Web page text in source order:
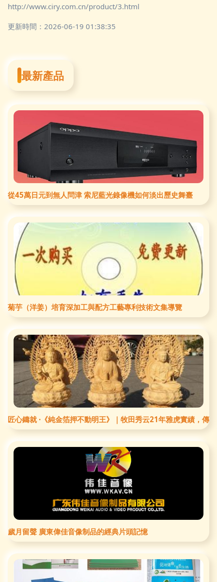
http://www.ciry.com.cn/product/3.html
更新時間：2026-06-19 01:38:35
最新產品
從45萬日元到無人問津 索尼藍光錄像機如何淡出歷史舞臺
菊芋（洋姜）培育深加工與配方工藝專利技術文集導覽
匠心鑄就 ·《純金箔押不動明王》｜牧田秀云21年雅虎實績，傳
歲月留聲 廣東偉佳音像制品的經典片頭記憶